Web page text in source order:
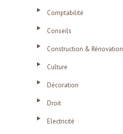
Comptabilité
Conseils
Construction & Rénovation
Culture
Décoration
Droit
Electricité